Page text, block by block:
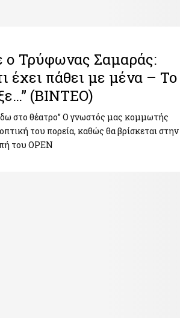
ο Τρύφωνας Σαμαράς:
έχει πάθει με μένα – Το
(ΒΙΝΤΕΟ)
στο θέατρο” Ο γνωστός μας κομμωτής
του πορεία, καθώς θα βρίσκεται στην
του OPEN